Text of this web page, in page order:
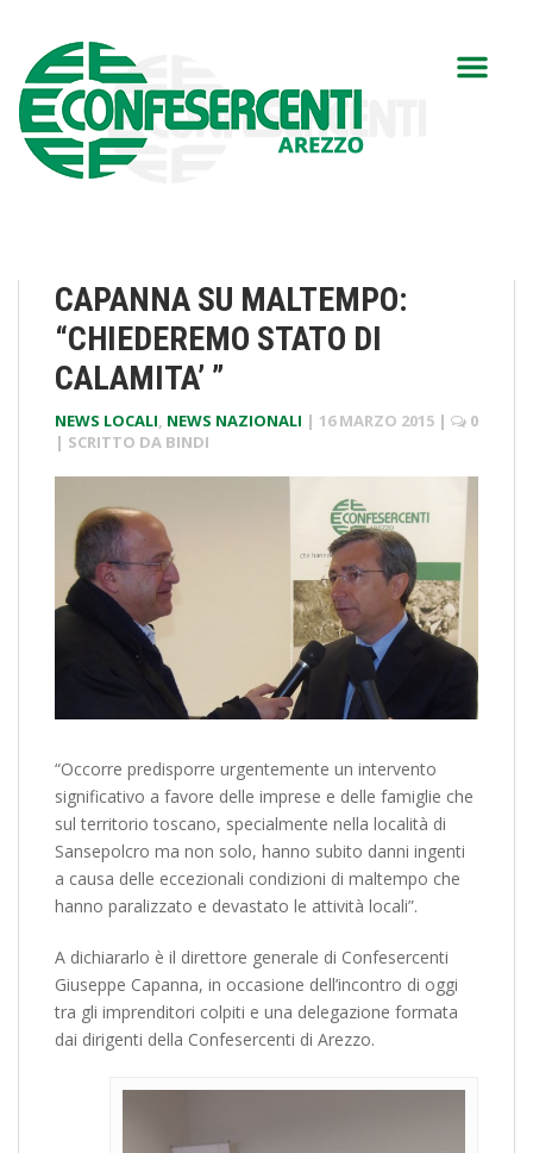
CAPANNA SU MALTEMPO:
“CHIEDEREMO STATO DI
CALAMITA’ ”
NEWS LOCALI, NEWS NAZIONALI | 16 MARZO 2015 |
0
| SCRITTO DA BINDI
“Occorre predisporre urgentemente un intervento
significativo a favore delle imprese e delle famiglie che
sul territorio toscano, specialmente nella località di
Sansepolcro ma non solo, hanno subito danni ingenti
a causa delle eccezionali condizioni di maltempo che
hanno paralizzato e devastato le attività locali”.
A dichiararlo è il direttore generale di Confesercenti
Giuseppe Capanna, in occasione dell’incontro di oggi
tra gli imprenditori colpiti e una delegazione formata
dai dirigenti della Confesercenti di Arezzo.